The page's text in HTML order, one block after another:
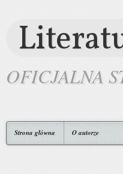
OFICJALNA
Strona główna O autorze